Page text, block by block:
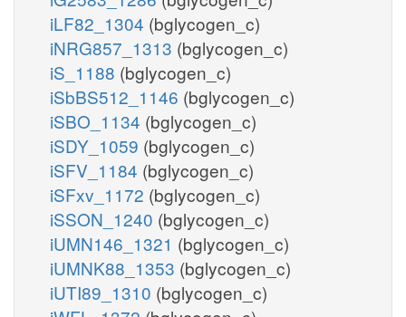
iLF82_1304 (bglycogen_c)
iNRG857_1313 (bglycogen_c)
iS_1188 (bglycogen_c)
iSbBS512_1146 (bglycogen_c)
iSBO_1134 (bglycogen_c)
iSDY_1059 (bglycogen_c)
iSFV_1184 (bglycogen_c)
iSFxv_1172 (bglycogen_c)
iSSON_1240 (bglycogen_c)
iUMN146_1321 (bglycogen_c)
iUMNK88_1353 (bglycogen_c)
iUTI89_1310 (bglycogen_c)